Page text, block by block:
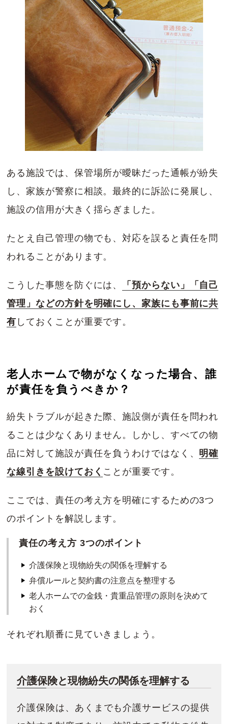
ある施設では、保管場所が曖昧だった通帳が紛失
し、家族が警察に相談。最終的に訴訟に発展し、
施設の信用が大きく揺らぎました。
たとえ自己管理の物でも、対応を誤ると責任を問
われることがあります。
こうした事態を防ぐには、
「預からない」「自己
管理」などの方針を明確にし、家族にも事前に共
有 しておくことが重要です。
老人ホームで物がなくなった場合、誰
が責任を負うべきか？
紛失トラブルが起きた際、施設側が責任を問われ
ることは少なくありません。しかし、すべての物
品に対して施設が責任を負うわけではなく、 明確
な線引きを設けておく ことが重要です。
ここでは、責任の考え方を明確にするための3つ
のポイントを解説します。
責任の考え方 3つのポイント
介護保険と現物紛失の関係を理解する
弁償ルールと契約書の注意点を整理する
老人ホームでの金銭・貴重品管理の原則を決めて
おく
それぞれ順番に見ていきましょう。
介護保険と現物紛失の関係を理解する
介護保険は、あくまでも介護サービスの提供